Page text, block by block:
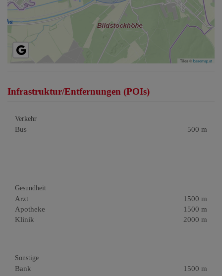
Tiles ©basemap.at
Infrastruktur/Entfernungen (POIs)
Verkehr
Bus 500 m
Gesundheit
Arzt
1500 m
Apotheke
1500 m
Klinik
2000 m
Sonstige
Bank
1500 m